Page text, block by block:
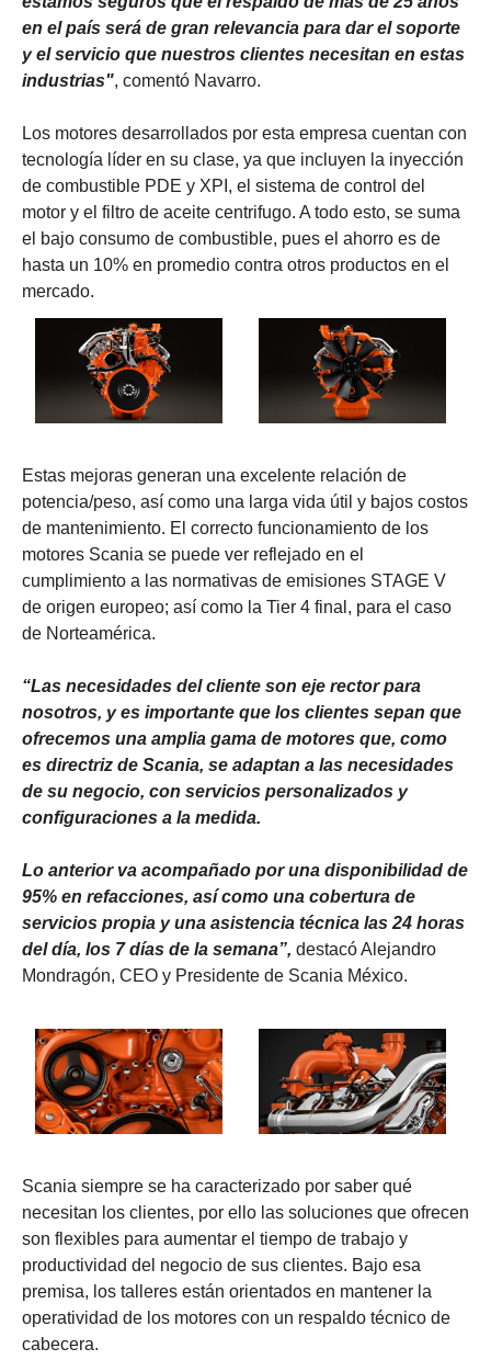
en el país será de gran relevancia para dar el soporte
y el servicio que nuestros clientes necesitan en estas
industrias", comentó Navarro.
Los motores desarrollados por esta empresa cuentan con
tecnología líder en su clase, ya que incluyen la inyección
de combustible PDE y XPI, el sistema de control del
motor y el filtro de aceite centrifugo. A todo esto, se suma
el bajo consumo de combustible, pues el ahorro es de
hasta un 10% en promedio contra otros productos en el
mercado.
Estas mejoras generan una excelente relación de
potencia/peso, así como una larga vida útil y bajos costos
de mantenimiento. El correcto funcionamiento de los
motores Scania se puede ver reflejado en el
cumplimiento a las normativas de emisiones STAGE V
de origen europeo; así como la Tier 4 final, para el caso
de Norteamérica.
“Las necesidades del cliente son eje rector para
nosotros, y es importante que los clientes sepan que
ofrecemos una amplia gama de motores que, como
es directriz de Scania, se adaptan a las necesidades
de su negocio, con servicios personalizados y
configuraciones a la medida.
Lo anterior va acompañado por una disponibilidad de
95% en refacciones, así como una cobertura de
servicios propia y una asistencia técnica las 24 horas
del día, los 7 días de la semana”, destacó Alejandro
Mondragón, CEO y Presidente de Scania México.
Scania siempre se ha caracterizado por saber qué
necesitan los clientes, por ello las soluciones que ofrecen
son flexibles para aumentar el tiempo de trabajo y
productividad del negocio de sus clientes. Bajo esa
premisa, los talleres están orientados en mantener la
operatividad de los motores con un respaldo técnico de
cabecera.